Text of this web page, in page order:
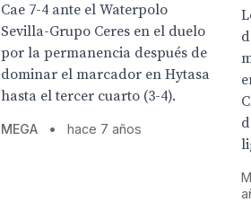
Cae 7-4 ante el Waterpolo
Sevilla-Grupo Ceres en el duelo
por la permanencia después de
dominar el marcador en Hytasa
hasta el tercer cuarto (3-4).
MEGA • hace 7 años